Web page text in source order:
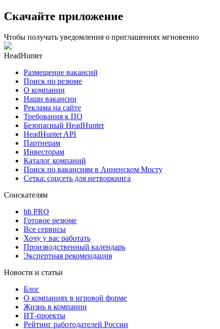
Скачайте приложение
Чтобы получать уведомления о приглашениях мгновенно
HeadHunter
Размещение вакансий
Поиск по резюме
О компании
Наши вакансии
Реклама на сайте
Требования к ПО
Безопасный HeadHunter
HeadHunter API
Партнерам
Инвесторам
Каталог компаний
Поиск по вакансиям в Анненском Мосту
Сетка: соцсеть для нетворкинга
Соискателям
hh PRO
Готовое резюме
Все сервисы
Хочу у вас работать
Производственный календарь
Экспертная рекомендация
Новости и статьи
Блог
О компаниях в игровой форме
Жизнь в компании
ИТ-проекты
Рейтинг работодателей России